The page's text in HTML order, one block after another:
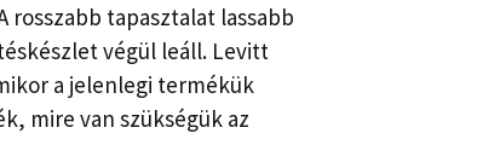
tapasztalat lassabb
végül leáll. Levitt
a jelenlegi termékük
mire van szükségük az